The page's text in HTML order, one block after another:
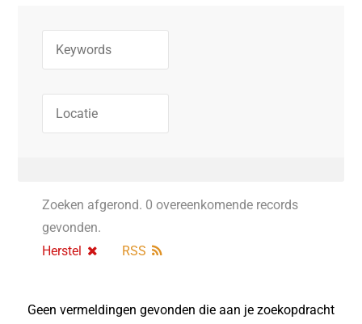
Zoeken afgerond. 0 overeenkomende records
gevonden.
Herstel
RSS
Geen vermeldingen gevonden die aan je zoekopdracht